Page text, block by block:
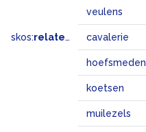
veulens
skos:related cavalerie
hoefsmeden
koetsen
muilezels